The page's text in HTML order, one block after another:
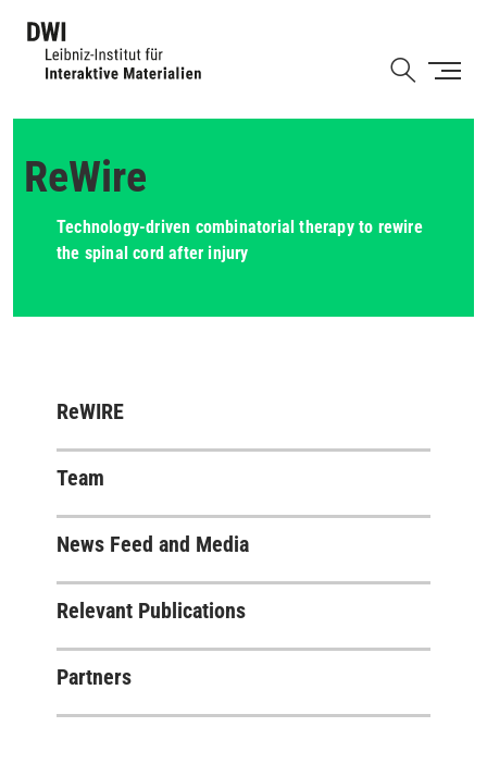
ReWire
Technology-driven combinatorial therapy to rewire
the spinal cord after injury
ReWIRE
Team
News Feed and Media
Relevant Publications
Partners